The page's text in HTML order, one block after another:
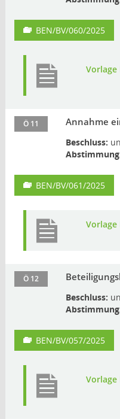
BEN/BV/060/2025
Ö 11 Annahme
Beschluss:
BEN/BV/061/2025
Ö 12
Beschluss:
BEN/BV/057/2025